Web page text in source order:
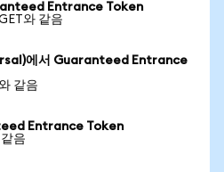
Entrance Token
와 같음
에서 Guaranteed Entrance
같음
Entrance Token
음